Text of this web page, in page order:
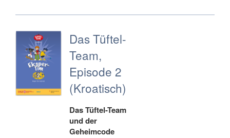
Das Tüftel-
Team,
Episode 2
(Kroatisch)
Das Tüftel-Team
und der
Geheimcode